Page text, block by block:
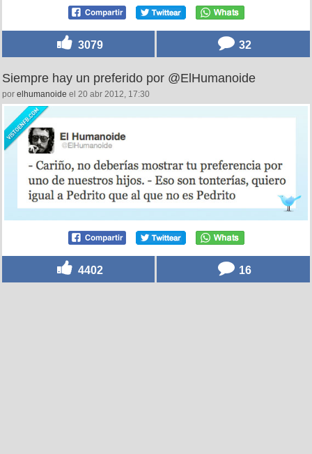
3079 32
Siempre hay un preferido por @ElHumanoide
por elhumanoide el 20 abr 2012, 17:30
4402 16